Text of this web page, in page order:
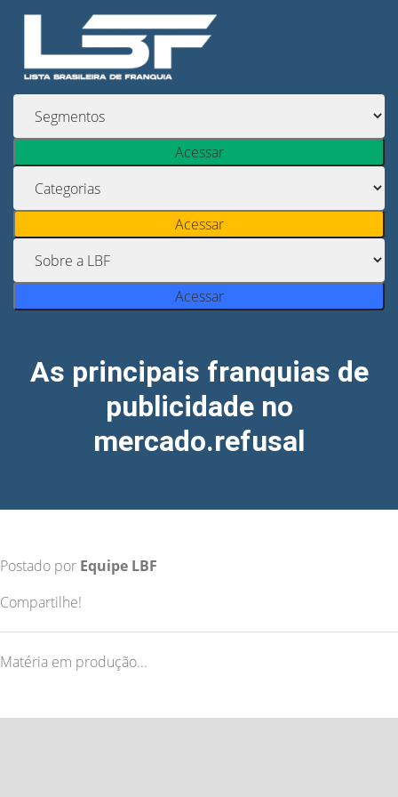
Acessar
Acessar
Acessar
As principais franquias de
publicidade no
mercado.refusal
Postado por Equipe LBF
Compartilhe!
Matéria em produção...